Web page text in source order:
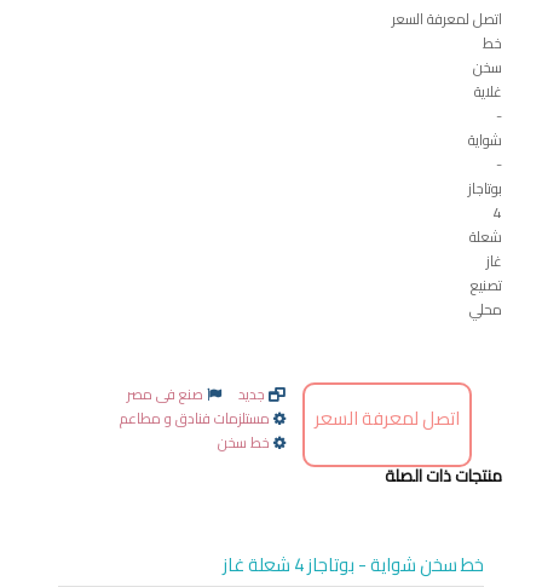
اتصل لمعرفة السعر
خط
سخن
غلاية
-
شواية
-
بوتاجاز
4
شعلة
غاز
تصنيع
محلي
اتصل لمعرفة السعر
جديد
صنع فى مصر
مستلزمات فنادق و مطاعم
خط سخن
منتجات ذات الصلة
خط سخن شواية - بوتاجاز 4 شعلة غاز